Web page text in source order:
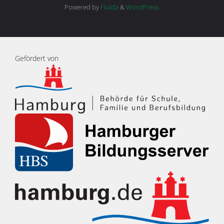
Powered byFluida &WordPress.
Gefördert von